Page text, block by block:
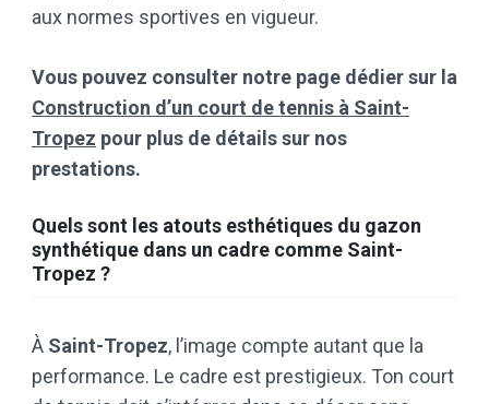
aux normes sportives en vigueur.
Vous pouvez consulter notre page dédier sur la
Construction d’un court de tennis à Saint-
Tropez pour plus de détails sur nos
prestations.
Quels sont les atouts esthétiques du gazon
synthétique dans un cadre comme Saint-
Tropez ?
À Saint-Tropez, l’image compte autant que la
performance. Le cadre est prestigieux. Ton court